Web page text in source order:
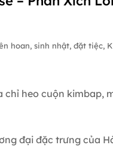
hoan, sinh nhật, đặt tiệc,
chỉ heo cuộn kimbap,
đại đặc trưng của